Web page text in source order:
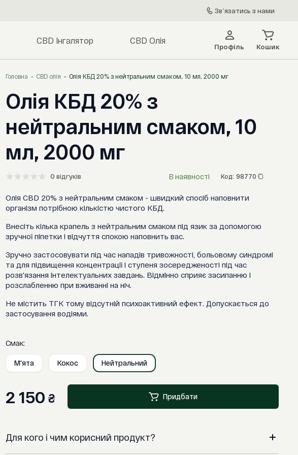
Звʼязатись з нами
CBD Інгалятор CBD Олія
Профіль Кошик
Головна CBD олія Олія КБД 20% з нейтральним смаком, 10 мл, 2000 мг
Олія КБД 20% з
нейтральним смаком, 10
мл, 2000 мг
0 відгуків В наявності Код: 98770
Олія CBD 20% з нейтральним смаком - швидкий спосіб наповнити
організм потрібною кількістю чистого КБД.
Внесіть кілька крапель з нейтральним смаком під язик за допомогою
зручної піпетки і відчуття спокою наповнить вас.
Зручно застосовувати під час нападів тривожності, больовому синдромі
та для підвищення концентрації і ступеня зосередженості під час
розв'язання інтелектуальних завдань. Відмінно сприяє засипанню і
розслабленню при вживанні на ніч.
Не містить ТГК тому відсутній психоактивний ефект. Допускається до
застосування водіями.
Смак:
М'ята Кокос Нейтральний
2 150 ₴ Придбати
Для кого і чим корисний продукт?